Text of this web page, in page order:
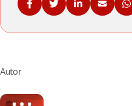
Podelite na Fejsbuku
Podelite na
Podelite na
Autor